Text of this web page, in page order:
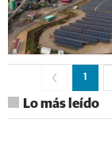
1
Lo más leído